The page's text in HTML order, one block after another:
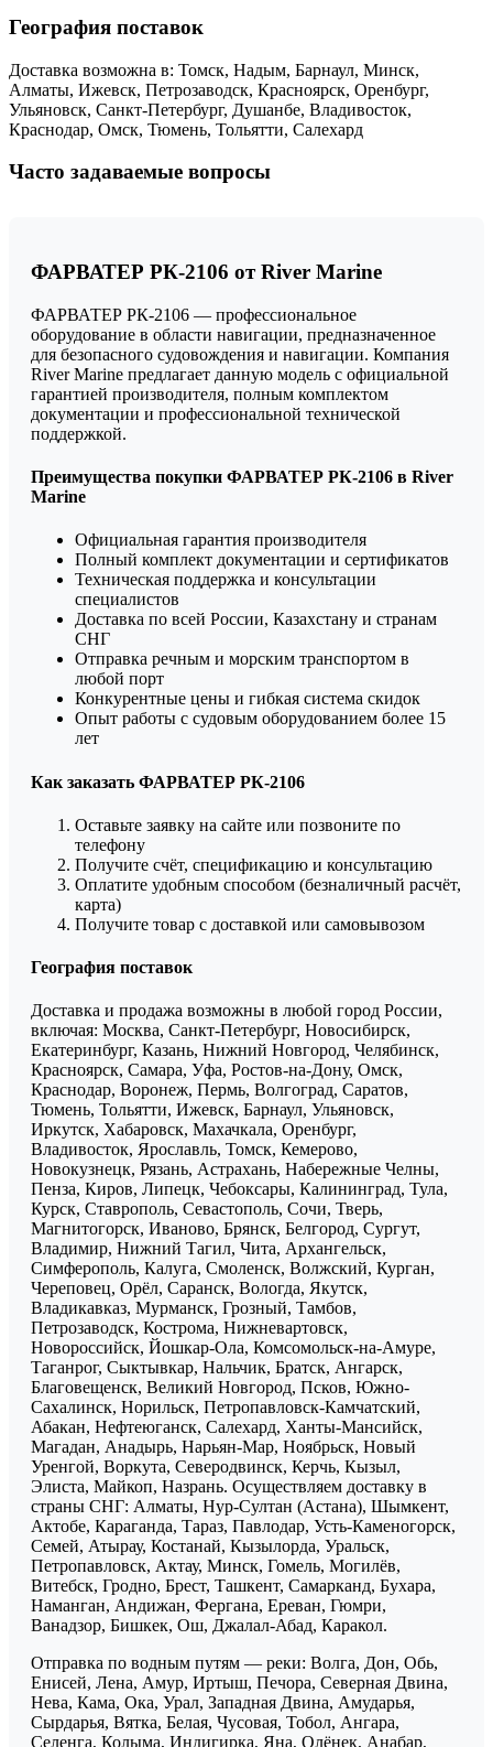
География поставок
Доставка возможна в: Томск, Надым, Барнаул, Минск,
Алматы, Ижевск, Петрозаводск, Красноярск, Оренбург,
Ульяновск, Санкт-Петербург, Душанбе, Владивосток,
Краснодар, Омск, Тюмень, Тольятти, Салехард
Часто задаваемые вопросы
ФАРВАТЕР РК-2106 от River Marine
ФАРВАТЕР РК-2106 — профессиональное
оборудование в области навигации, предназначенное
для безопасного судовождения и навигации. Компания
River Marine предлагает данную модель с официальной
гарантией производителя, полным комплектом
документации и профессиональной технической
поддержкой.
Преимущества покупки ФАРВАТЕР РК-2106 в River
Marine
Официальная гарантия производителя
Полный комплект документации и сертификатов
Техническая поддержка и консультации
специалистов
Доставка по всей России, Казахстану и странам
СНГ
Отправка речным и морским транспортом в
любой порт
Конкурентные цены и гибкая система скидок
Опыт работы с судовым оборудованием более 15
лет
Как заказать ФАРВАТЕР РК-2106
Оставьте заявку на сайте или позвоните по
телефону
Получите счёт, спецификацию и консультацию
Оплатите удобным способом (безналичный расчёт,
карта)
Получите товар с доставкой или самовывозом
География поставок
Доставка и продажа возможны в любой город России,
включая: Москва, Санкт-Петербург, Новосибирск,
Екатеринбург, Казань, Нижний Новгород, Челябинск,
Красноярск, Самара, Уфа, Ростов-на-Дону, Омск,
Краснодар, Воронеж, Пермь, Волгоград, Саратов,
Тюмень, Тольятти, Ижевск, Барнаул, Ульяновск,
Иркутск, Хабаровск, Махачкала, Оренбург,
Владивосток, Ярославль, Томск, Кемерово,
Новокузнецк, Рязань, Астрахань, Набережные Челны,
Пенза, Киров, Липецк, Чебоксары, Калининград, Тула,
Курск, Ставрополь, Севастополь, Сочи, Тверь,
Магнитогорск, Иваново, Брянск, Белгород, Сургут,
Владимир, Нижний Тагил, Чита, Архангельск,
Симферополь, Калуга, Смоленск, Волжский, Курган,
Череповец, Орёл, Саранск, Вологда, Якутск,
Владикавказ, Мурманск, Грозный, Тамбов,
Петрозаводск, Кострома, Нижневартовск,
Новороссийск, Йошкар-Ола, Комсомольск-на-Амуре,
Таганрог, Сыктывкар, Нальчик, Братск, Ангарск,
Благовещенск, Великий Новгород, Псков, Южно-
Сахалинск, Норильск, Петропавловск-Камчатский,
Абакан, Нефтеюганск, Салехард, Ханты-Мансийск,
Магадан, Анадырь, Нарьян-Мар, Ноябрьск, Новый
Уренгой, Воркута, Северодвинск, Керчь, Кызыл,
Элиста, Майкоп, Назрань. Осуществляем доставку в
страны СНГ: Алматы, Нур-Султан (Астана), Шымкент,
Актобе, Караганда, Тараз, Павлодар, Усть-Каменогорск,
Семей, Атырау, Костанай, Кызылорда, Уральск,
Петропавловск, Актау, Минск, Гомель, Могилёв,
Витебск, Гродно, Брест, Ташкент, Самарканд, Бухара,
Наманган, Андижан, Фергана, Ереван, Гюмри,
Ванадзор, Бишкек, Ош, Джалал-Абад, Каракол.
Отправка по водным путям — реки: Волга, Дон, Обь,
Енисей, Лена, Амур, Иртыш, Печора, Северная Двина,
Нева, Кама, Ока, Урал, Западная Двина, Амударья,
Сырдарья, Вятка, Белая, Чусовая, Тобол, Ангара,
Селенга, Колыма, Индигирка, Яна, Олёнек, Анабар,